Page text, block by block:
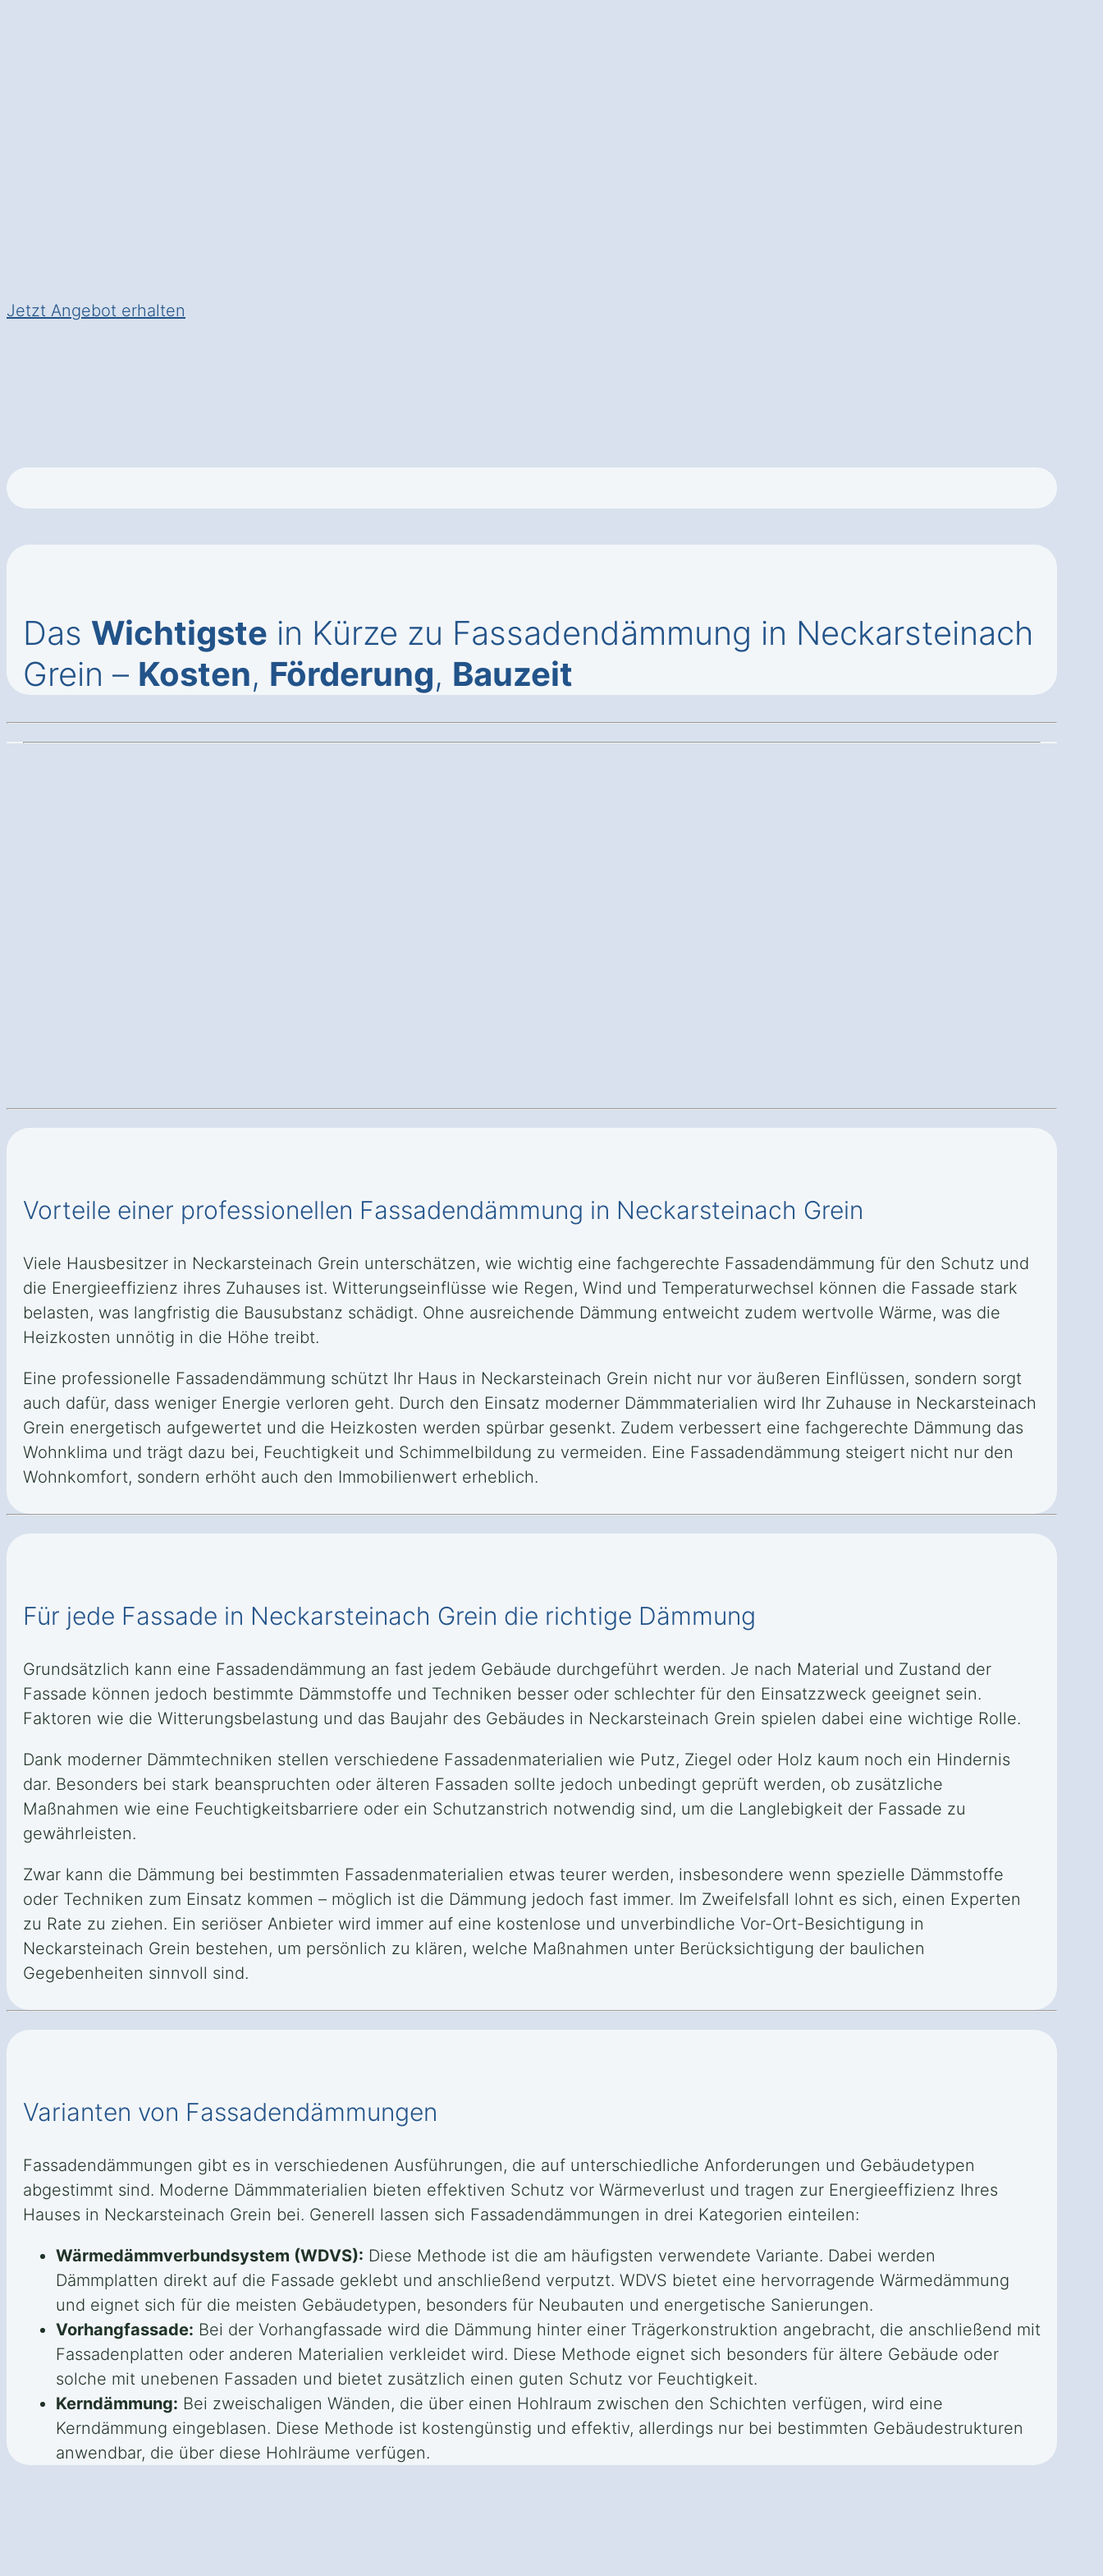
Jetzt Angebot erhalten
Das Wichtigste in Kürze zu Fassadendämmung in Neckarsteinach
Grein – Kosten, Förderung, Bauzeit
Vorteile einer professionellen Fassadendämmung in Neckarsteinach Grein
Viele Hausbesitzer in Neckarsteinach Grein unterschätzen, wie wichtig eine fachgerechte Fassadendämmung für den Schutz und
die Energieeffizienz ihres Zuhauses ist. Witterungseinflüsse wie Regen, Wind und Temperaturwechsel können die Fassade stark
belasten, was langfristig die Bausubstanz schädigt. Ohne ausreichende Dämmung entweicht zudem wertvolle Wärme, was die
Heizkosten unnötig in die Höhe treibt.
Eine professionelle Fassadendämmung schützt Ihr Haus in Neckarsteinach Grein nicht nur vor äußeren Einflüssen, sondern sorgt
auch dafür, dass weniger Energie verloren geht. Durch den Einsatz moderner Dämmmaterialien wird Ihr Zuhause in Neckarsteinach
Grein energetisch aufgewertet und die Heizkosten werden spürbar gesenkt. Zudem verbessert eine fachgerechte Dämmung das
Wohnklima und trägt dazu bei, Feuchtigkeit und Schimmelbildung zu vermeiden. Eine Fassadendämmung steigert nicht nur den
Wohnkomfort, sondern erhöht auch den Immobilienwert erheblich.
Für jede Fassade in Neckarsteinach Grein die richtige Dämmung
Grundsätzlich kann eine Fassadendämmung an fast jedem Gebäude durchgeführt werden. Je nach Material und Zustand der
Fassade können jedoch bestimmte Dämmstoffe und Techniken besser oder schlechter für den Einsatzzweck geeignet sein.
Faktoren wie die Witterungsbelastung und das Baujahr des Gebäudes in Neckarsteinach Grein spielen dabei eine wichtige Rolle.
Dank moderner Dämmtechniken stellen verschiedene Fassadenmaterialien wie Putz, Ziegel oder Holz kaum noch ein Hindernis
dar. Besonders bei stark beanspruchten oder älteren Fassaden sollte jedoch unbedingt geprüft werden, ob zusätzliche
Maßnahmen wie eine Feuchtigkeitsbarriere oder ein Schutzanstrich notwendig sind, um die Langlebigkeit der Fassade zu
gewährleisten.
Zwar kann die Dämmung bei bestimmten Fassadenmaterialien etwas teurer werden, insbesondere wenn spezielle Dämmstoffe
oder Techniken zum Einsatz kommen – möglich ist die Dämmung jedoch fast immer. Im Zweifelsfall lohnt es sich, einen Experten
zu Rate zu ziehen. Ein seriöser Anbieter wird immer auf eine kostenlose und unverbindliche Vor-Ort-Besichtigung in
Neckarsteinach Grein bestehen, um persönlich zu klären, welche Maßnahmen unter Berücksichtigung der baulichen
Gegebenheiten sinnvoll sind.
Varianten von Fassadendämmungen
Fassadendämmungen gibt es in verschiedenen Ausführungen, die auf unterschiedliche Anforderungen und Gebäudetypen
abgestimmt sind. Moderne Dämmmaterialien bieten effektiven Schutz vor Wärmeverlust und tragen zur Energieeffizienz Ihres
Hauses in Neckarsteinach Grein bei. Generell lassen sich Fassadendämmungen in drei Kategorien einteilen:
Wärmedämmverbundsystem (WDVS): Diese Methode ist die am häufigsten verwendete Variante. Dabei werden
Dämmplatten direkt auf die Fassade geklebt und anschließend verputzt. WDVS bietet eine hervorragende Wärmedämmung
und eignet sich für die meisten Gebäudetypen, besonders für Neubauten und energetische Sanierungen.
Vorhangfassade: Bei der Vorhangfassade wird die Dämmung hinter einer Trägerkonstruktion angebracht, die anschließend mit
Fassadenplatten oder anderen Materialien verkleidet wird. Diese Methode eignet sich besonders für ältere Gebäude oder
solche mit unebenen Fassaden und bietet zusätzlich einen guten Schutz vor Feuchtigkeit.
Kerndämmung: Bei zweischaligen Wänden, die über einen Hohlraum zwischen den Schichten verfügen, wird eine
Kerndämmung eingeblasen. Diese Methode ist kostengünstig und effektiv, allerdings nur bei bestimmten Gebäudestrukturen
anwendbar, die über diese Hohlräume verfügen.